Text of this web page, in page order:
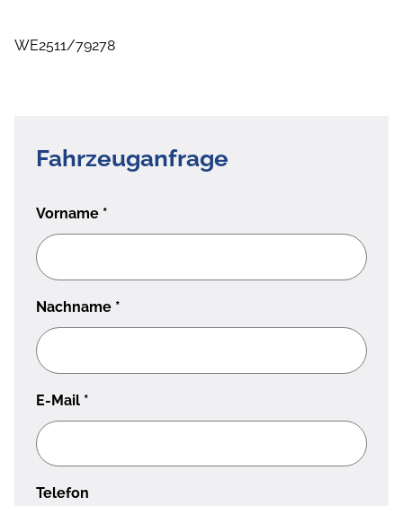
WE2511/79278
Fahrzeuganfrage
Vorname *
Nachname *
E-Mail *
Telefon